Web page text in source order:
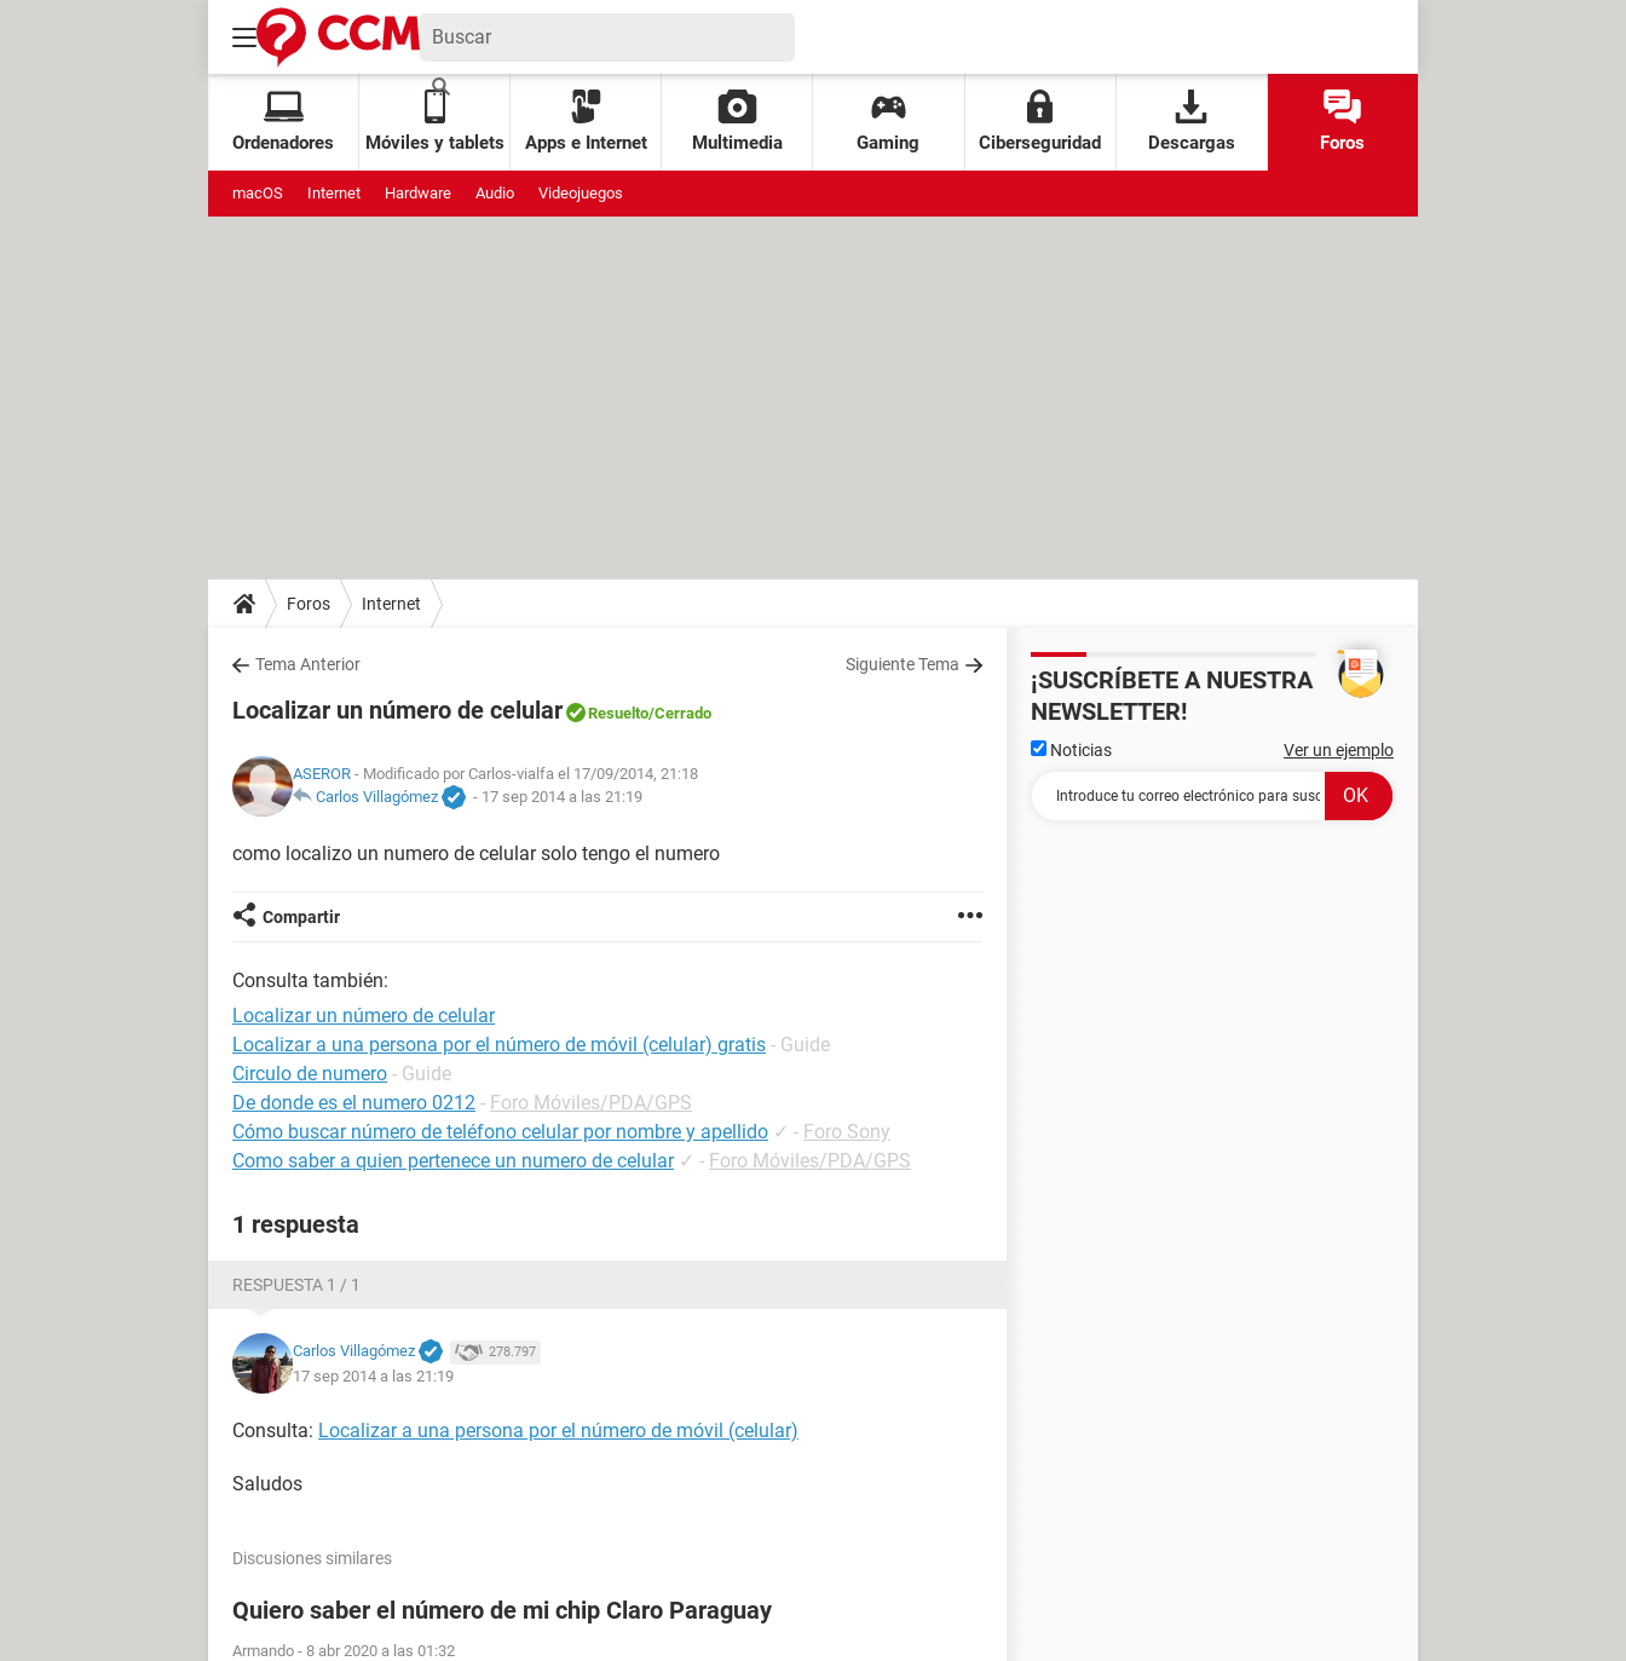
Ordenadores Móviles y tablets Apps e Internet Multimedia Gaming Ciberseguridad Descargas Foros
macOS Internet Hardware Audio Videojuegos
Foros Internet
Tema Anterior Siguiente Tema
Localizar un número de celular Resuelto/Cerrado
ASEROR - Modificado por Carlos-vialfa el 17/09/2014, 21:18
Carlos Villagómez
- 17 sep 2014 a las 21:19
como localizo un numero de celular solo tengo el numero
Compartir
Consulta también:
Localizar un número de celular
Localizar a una persona por el número de móvil (celular) gratis - Guide
Circulo de numero - Guide
De donde es el numero 0212 - Foro Móviles/PDA/GPS
Cómo buscar número de teléfono celular por nombre y apellido ✓ - Foro Sony
Como saber a quien pertenece un numero de celular ✓ - Foro Móviles/PDA/GPS
1 respuesta
RESPUESTA 1 / 1
Carlos Villagómez 278.797
17 sep 2014 a las 21:19
Consulta: Localizar a una persona por el número de móvil (celular)
Saludos
Discusiones similares
Quiero saber el número de mi chip Claro Paraguay
Armando - 8 abr 2020 a las 01:32
¡SUSCRÍBETE A NUESTRA
NEWSLETTER!
Noticias Ver un ejemplo